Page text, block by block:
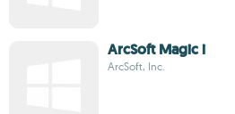
ArcSoft Magic i
ArcSoft, Inc.